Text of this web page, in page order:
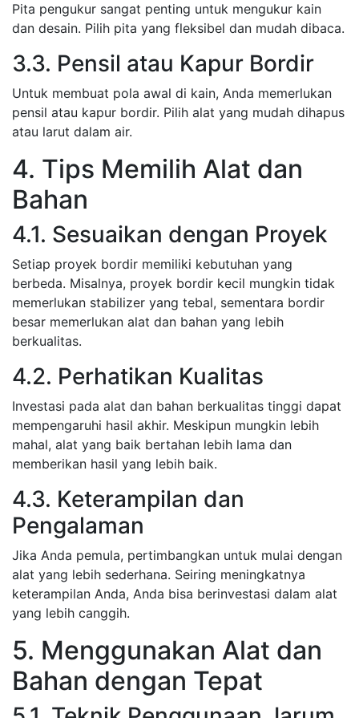
Pita pengukur sangat penting untuk mengukur kain
dan desain. Pilih pita yang fleksibel dan mudah dibaca.
3.3. Pensil atau Kapur Bordir
Untuk membuat pola awal di kain, Anda memerlukan
pensil atau kapur bordir. Pilih alat yang mudah dihapus
atau larut dalam air.
4. Tips Memilih Alat dan
Bahan
4.1. Sesuaikan dengan Proyek
Setiap proyek bordir memiliki kebutuhan yang
berbeda. Misalnya, proyek bordir kecil mungkin tidak
memerlukan stabilizer yang tebal, sementara bordir
besar memerlukan alat dan bahan yang lebih
berkualitas.
4.2. Perhatikan Kualitas
Investasi pada alat dan bahan berkualitas tinggi dapat
mempengaruhi hasil akhir. Meskipun mungkin lebih
mahal, alat yang baik bertahan lebih lama dan
memberikan hasil yang lebih baik.
4.3. Keterampilan dan
Pengalaman
Jika Anda pemula, pertimbangkan untuk mulai dengan
alat yang lebih sederhana. Seiring meningkatnya
keterampilan Anda, Anda bisa berinvestasi dalam alat
yang lebih canggih.
5. Menggunakan Alat dan
Bahan dengan Tepat